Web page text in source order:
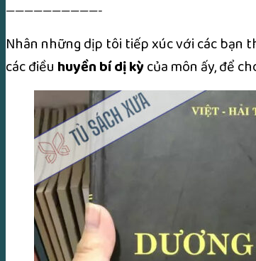
——————————-
Nhân những dịp tôi tiếp xúc với các bạn
các điều huyền bí dị kỳcủa môn ấy, để